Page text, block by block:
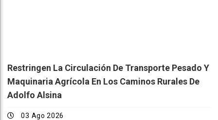
Restringen La Circulación De Transporte Pesado Y
Maquinaria Agrícola En Los Caminos Rurales De
Adolfo Alsina
03 Ago 2026